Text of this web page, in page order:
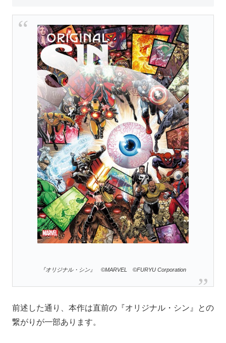
『オリジナル・シン』 ©MARVEL ©FURYU Corporation
前述した通り、本作は直前の『オリジナル・シン』との
繋がりが一部あります。